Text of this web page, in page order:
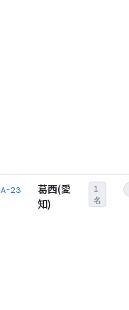
A-23
葛西(愛
知)
1
名